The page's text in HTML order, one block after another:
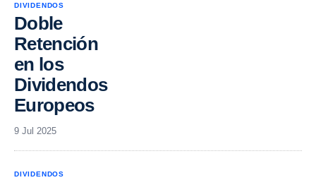
DIVIDENDOS
Doble
Retención
en los
Dividendos
Europeos
9 Jul 2025
DIVIDENDOS